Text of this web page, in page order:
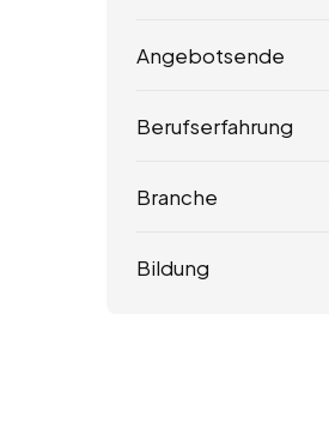
Angebotsende
Berufserfahrung
Branche
Bildung